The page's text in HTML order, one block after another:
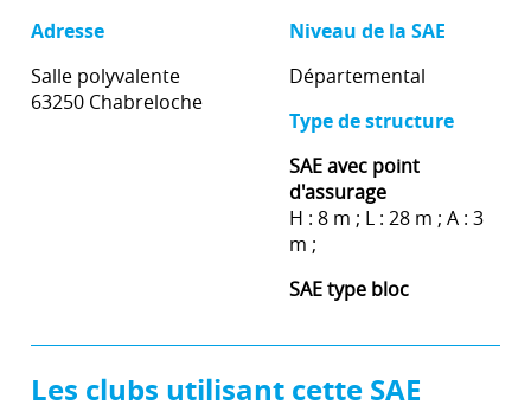
Adresse
Salle polyvalente
63250 Chabreloche
Niveau de la SAE
Départemental
Type de structure
SAE avec point
d'assurage
H : 8 m ; L : 28 m ; A : 3
m ;
SAE type bloc
Les clubs utilisant cette SAE